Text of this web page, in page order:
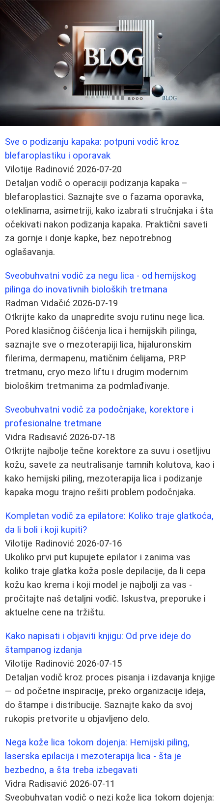
Sve o podizanju kapaka: potpuni vodič kroz
blefaroplastiku i oporavak
Vilotije Radinović 2026-07-20
Detaljan vodič o operaciji podizanja kapaka –
blefaroplastici. Saznajte sve o fazama oporavka,
oteklinama, asimetriji, kako izabrati stručnjaka i šta
očekivati nakon podizanja kapaka. Praktični saveti
za gornje i donje kapke, bez nepotrebnog
oglašavanja.
Sveobuhvatni vodič za negu lica - od hemijskog
pilinga do inovativnih bioloških tretmana
Radman Vidačić 2026-07-19
Otkrijte kako da unapredite svoju rutinu nege lica.
Pored klasičnog čišćenja lica i hemijskih pilinga,
saznajte sve o mezoterapiji lica, hijaluronskim
filerima, dermapenu, matičnim ćelijama, PRP
tretmanu, cryo mezo liftu i drugim modernim
biološkim tretmanima za podmlađivanje.
Sveobuhvatni vodič za podočnjake, korektore i
profesionalne tretmane
Vidra Radisavić 2026-07-18
Otkrijte najbolje tečne korektore za suvu i osetljivu
kožu, savete za neutralisanje tamnih kolutova, kao i
kako hemijski piling, mezoterapija lica i podizanje
kapaka mogu trajno rešiti problem podočnjaka.
Kompletan vodič za epilatore: Koliko traje glatkoća,
da li boli i koji kupiti?
Vilotije Radinović 2026-07-16
Ukoliko prvi put kupujete epilator i zanima vas
koliko traje glatka koža posle depilacije, da li cepa
kožu kao krema i koji model je najbolji za vas -
pročitajte naš detaljni vodič. Iskustva, preporuke i
aktuelne cene na tržištu.
Kako napisati i objaviti knjigu: Od prve ideje do
štampanog izdanja
Vilotije Radinović 2026-07-15
Detaljan vodič kroz proces pisanja i izdavanja knjige
— od početne inspiracije, preko organizacije ideja,
do štampe i distribucije. Saznajte kako da svoj
rukopis pretvorite u objavljeno delo.
Nega kože lica tokom dojenja: Hemijski piling,
laserska epilacija i mezoterapija lica - šta je
bezbedno, a šta treba izbegavati
Vidra Radisavić 2026-07-11
Sveobuhvatan vodič o nezi kože lica tokom dojenja: